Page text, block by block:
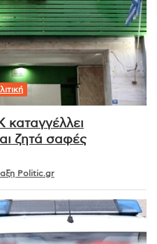
ζητά σαφές
Politic.gr